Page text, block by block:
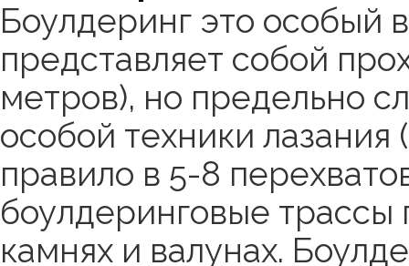
Боулдеринг это особый
представляет собой
метров), но предельно
особой техники лазания
правило в 5-8
боулдеринговые
камнях и валунах.